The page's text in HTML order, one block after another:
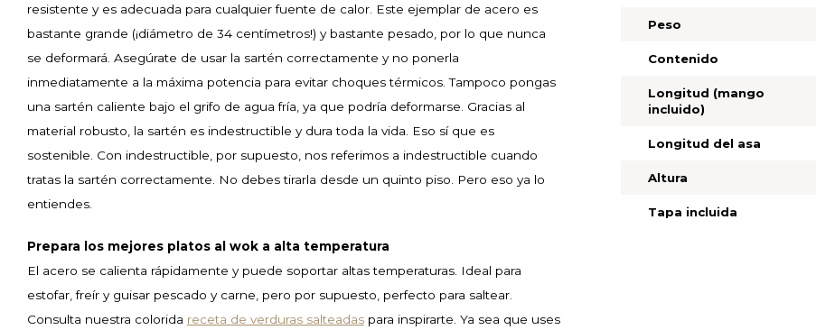
resistente y es adecuada para cualquier fuente de calor. Este ejemplar de acero es
bastante grande (¡diámetro de 34 centímetros!) y bastante pesado, por lo que nunca
se deformará. Asegúrate de usar la sartén correctamente y no ponerla
inmediatamente a la máxima potencia para evitar choques térmicos. Tampoco pongas
una sartén caliente bajo el grifo de agua fría, ya que podría deformarse. Gracias al
material robusto, la sartén es indestructible y dura toda la vida. Eso sí que es
sostenible. Con indestructible, por supuesto, nos referimos a indestructible cuando
tratas la sartén correctamente. No debes tirarla desde un quinto piso. Pero eso ya lo
entiendes.
Prepara los mejores platos al wok a alta temperatura
El acero se calienta rápidamente y puede soportar altas temperaturas. Ideal para
estofar, freír y guisar pescado y carne, pero por supuesto, perfecto para saltear.
Consulta nuestra colorida receta de verduras salteadaspara inspirarte. Ya sea que uses
Peso
Contenido
Longitud (mango
incluido)
Longitud del asa
Altura
Tapa incluida